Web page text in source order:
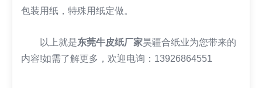
包装用纸，特殊用纸定做。
以上就是东莞牛皮纸厂家昊疆合纸业为您带来的
内容!如需了解更多，欢迎电询：13926864551